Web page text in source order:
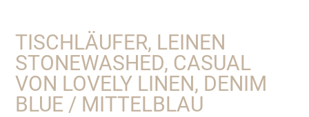
TISCHLÄUFER, LEINEN
STONEWASHED, CASUAL
VON LOVELY LINEN, DENIM
BLUE / MITTELBLAU